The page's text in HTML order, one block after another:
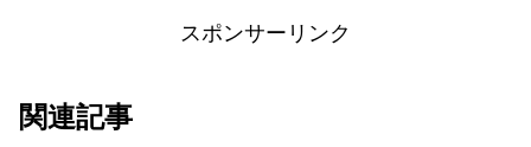
スポンサーリンク
関連記事